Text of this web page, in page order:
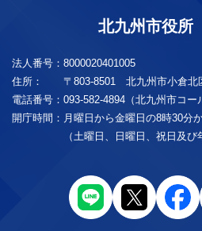
北九州市役所
法人番号： 8000020401005
住所：
〒803-8501 北九州市小倉北
電話番号： 093-582-4894（北九州市コー
開庁時間： 月曜日から金曜日の8時30分
（土曜日、日曜日、祝日及び